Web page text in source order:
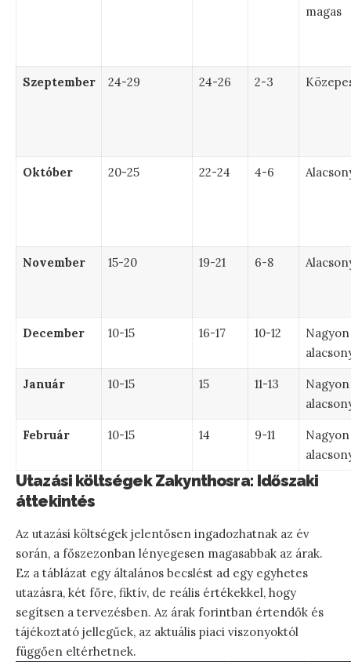
magas
Szeptember 24-29 24-26 2-3
Október 20-25 22-24 4-6
November 15-20 19-21 6-8
December 10-15 16-17 10-12
Nagyon
Január 10-15 15 11-13
Nagyon
Február 10-15 14 9-11
Nagyon
Utazási költségek Zakynthosra: Időszaki
áttekintés
Az utazási költségek jelentősen ingadozhatnak az év
során, a főszezonban lényegesen magasabbak az árak.
Ez a táblázat egy általános becslést ad egy egyhetes
utazásra, két főre, fiktív, de reális értékekkel, hogy
segítsen a tervezésben. Az árak forintban értendők és
tájékoztató jellegűek, az aktuális piaci viszonyoktól
függően eltérhetnek.